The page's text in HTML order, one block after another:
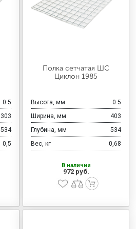
0.5
303
534
0,5
Полка сетчатая ШС
Циклон 1985
Высота, мм
0.5
Ширина, мм
403
Глубина, мм
534
Вес, кг
0,68
В наличии
972 руб.